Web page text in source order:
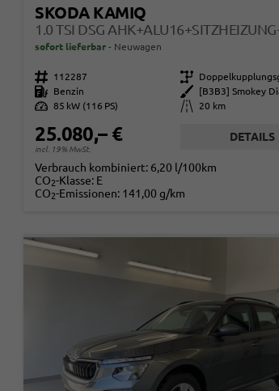
SKODA KAMIQ
sofort lieferbar Neuwagen
Fahrzeugnr. 112287 Getriebe
Kraftstoff
Benzin Außenfarbe
Leistung 85 kW (116 PS) Kilometerstand 20 km
25.080,– €
incl. 19% MwSt.
DETAILS
Verbrauch kombiniert: 6,20 l/100km
CO2-Klasse: E
CO2-Emissionen: 141,00 g/km